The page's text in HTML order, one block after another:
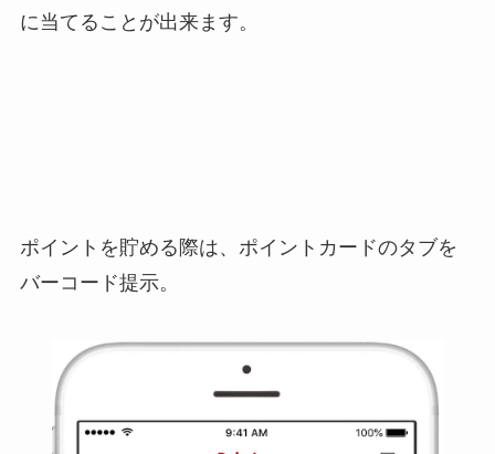
に当てることが出来ます。
ポイントを貯める際は、ポイントカードのタブを
バーコード提示。